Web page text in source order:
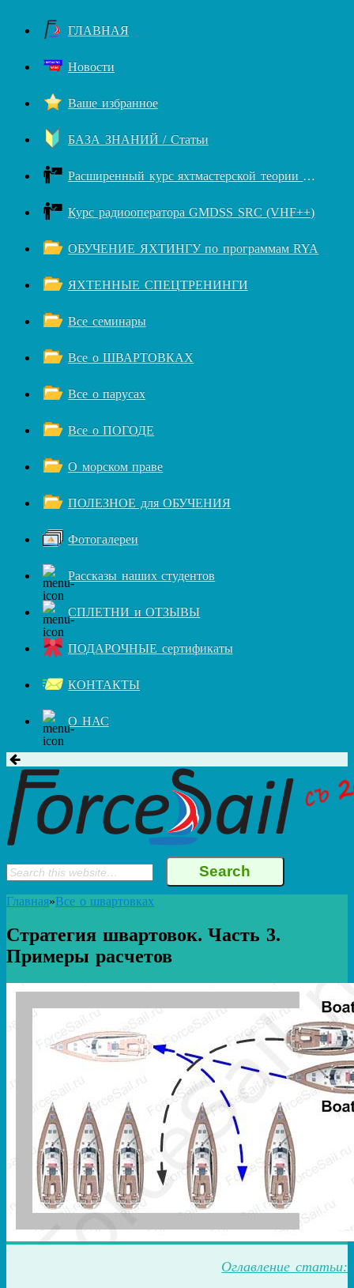
ГЛАВНАЯ
Новости
Ваше избранное
БАЗА ЗНАНИЙ / Статьи
Расширенный курс яхтмастерской теории RYA++
Курс радиооператора GMDSS SRC (VHF++)
ОБУЧЕНИЕ ЯХТИНГУ по программам RYA
ЯХТЕННЫЕ СПЕЦТРЕНИНГИ
Все семинары
Все о ШВАРТОВКАХ
Все о парусах
Все о ПОГОДЕ
О морском праве
ПОЛЕЗНОЕ для ОБУЧЕНИЯ
Фотогалереи
Рассказы наших студентов
СПЛЕТНИ и ОТЗЫВЫ
ПОДАРОЧНЫЕ сертификаты
КОНТАКТЫ
О НАС
Главная»Все о швартовках
Стратегия швартовок. Часть 3.
Примеры расчетов
Оглавление статьи: